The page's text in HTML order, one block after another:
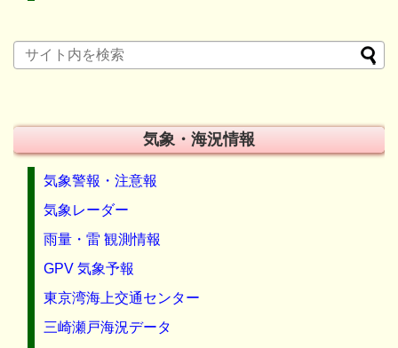
気象・海況情報
気象警報・注意報
気象レーダー
雨量・雷 観測情報
GPV 気象予報
東京湾海上交通センター
三崎瀬戸海況データ